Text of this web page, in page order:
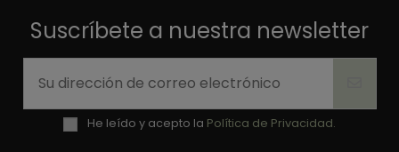
Suscríbete a nuestra newsletter
He leído y acepto la Política de Privacidad.